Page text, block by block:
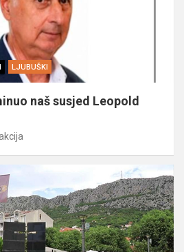
LJUBUŠKI
naš susjed Leopold